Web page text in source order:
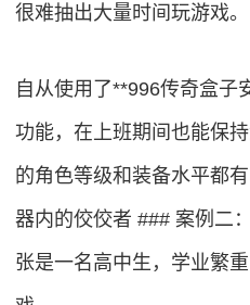
很难抽出大量时间玩游戏。
自从使用了**996传奇盒子
功能，在上班期间也能保
的角色等级和装备水平都
器内的佼佼者 ### 案例二
张是一名高中生，学业繁